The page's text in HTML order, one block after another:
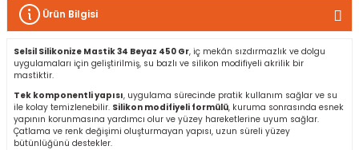
Ürün Bilgisi
Selsil Silikonize Mastik 34 Beyaz 450 Gr, iç mekân sızdırmazlık ve dolgu
uygulamaları için geliştirilmiş, su bazlı ve silikon modifiyeli akrilik bir
mastiktir.
Tek komponentli yapısı, uygulama sürecinde pratik kullanım sağlar ve su
ile kolay temizlenebilir. Silikon modifiyeli formülü, kuruma sonrasında esnek
yapının korunmasına yardımcı olur ve yüzey hareketlerine uyum sağlar.
Çatlama ve renk değişimi oluşturmayan yapısı, uzun süreli yüzey
bütünlüğünü destekler.